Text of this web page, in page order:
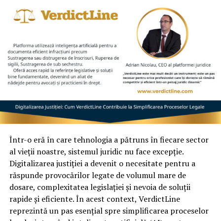
Memorial Pet Constanța, vizitați: 🌐
www.memorialpet.ro
O altă concluzie importantă a studiului este că metodele
tradiționale de măsurare a absenteismului nu mai sunt
relevante.
Indicele Bradford, utilizat în trecut pentru a evalua
impactul absenteismului asupra productivității,nu mai
reflectă realitatea muncii moderne. Într-un context
în care angajații își schimbă locul de muncă mai des,
lucrează în regim hibrid sau remote, și își gestionează
timpul mai flexibil, rigiditatea acestui indicator devine
irelevantă.
Un alt aspect pozitiv este legat de procesul de aprobare
a concediilor. Datele culese în platforma TIMEOFF
GURU arată că, în companiile care folosesc orice formă
de e-management al zilelor libere,timpul mediu de
aprobare a unei cereri de concediu este sub o zi, ceea
Într-o eră în care tehnologia a pătruns în fiecare sector
al vieții noastre, sistemul juridic nu face excepție.
Digitalizarea justiției a devenit o necesitate pentru a
răspunde provocărilor legate de volumul mare de
dosare, complexitatea legislației și nevoia de soluții
rapide și eficiente. În acest context, VerdictLine
reprezintă un pas esențial spre simplificarea proceselor